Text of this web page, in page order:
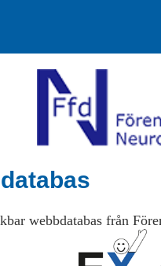
webbdatabas från